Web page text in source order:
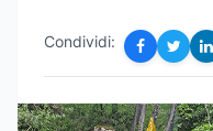
Condividi: